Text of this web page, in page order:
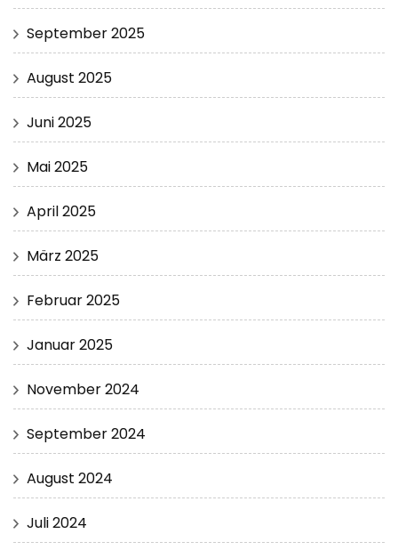
September 2025
August 2025
Juni 2025
Mai 2025
April 2025
März 2025
Februar 2025
Januar 2025
November 2024
September 2024
August 2024
Juli 2024